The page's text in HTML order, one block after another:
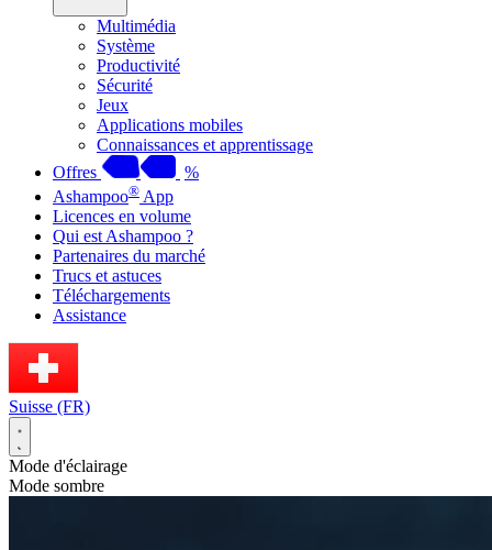
Multimédia
Système
Productivité
Sécurité
Jeux
Applications mobiles
Connaissances et apprentissage
Offres
%
Ashampoo® App
Licences en volume
Qui est Ashampoo ?
Partenaires du marché
Trucs et astuces
Téléchargements
Assistance
Suisse (FR)
Mode d'éclairage
Mode sombre